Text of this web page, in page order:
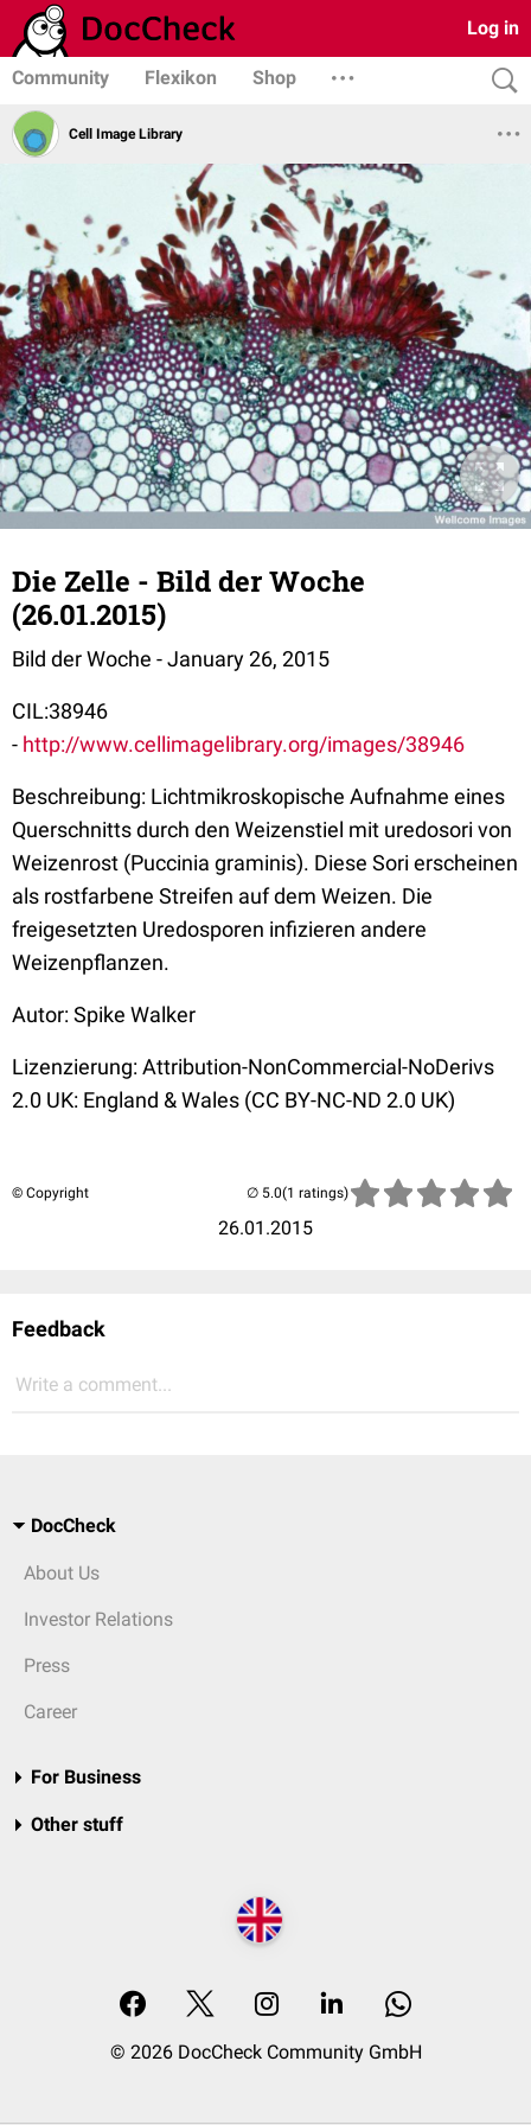
Log in
Community Flexikon Shop
Cell Image Library
Die Zelle - Bild der Woche
(26.01.2015)
Bild der Woche - January 26, 2015
CIL:38946
- http://www.cellimagelibrary.org/images/38946
Beschreibung: Lichtmikroskopische Aufnahme eines
Querschnitts durch den Weizenstiel mit uredosori von
Weizenrost (Puccinia graminis). Diese Sori erscheinen
als rostfarbene Streifen auf dem Weizen. Die
freigesetzten Uredosporen infizieren andere
Weizenpflanzen.
Autor: Spike Walker
Lizenzierung: Attribution-NonCommercial-NoDerivs
2.0 UK: England & Wales (CC BY-NC-ND 2.0 UK)
© Copyright
26.01.2015
(1 ratings)
Feedback
Write a comment...
DocCheck
About Us
Investor Relations
Press
Career
For Business
Other stuff
© 2026 DocCheck Community GmbH